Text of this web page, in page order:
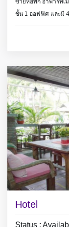
ขายหอพัก อาพาร์ทเ
ชั้น 1 ออฟฟิศ และมี
ทุกห้อง เข้าออกระบ
CC TV.camera.
Hotel
Status :